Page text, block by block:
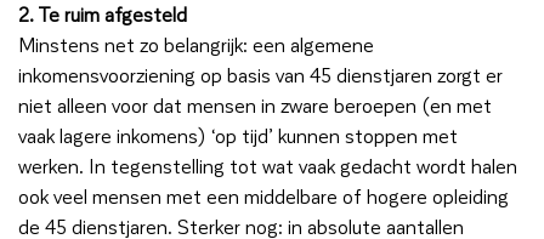
2. Te ruim afgesteld
Minstens net zo belangrijk: een algemene
inkomensvoorziening op basis van 45 dienstjaren zorgt er
niet alleen voor dat mensen in zware beroepen (en met
vaak lagere inkomens) ‘op tijd’ kunnen stoppen met
werken. In tegenstelling tot wat vaak gedacht wordt halen
ook veel mensen met een middelbare of hogere opleiding
de 45 dienstjaren. Sterker nog: in absolute aantallen